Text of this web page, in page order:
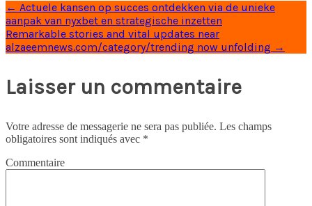
← Actuele kansen op succes ontdekken via de unieke
aanpak van nyxbet en strategische inzetten
Remarkable stories and vital updates near
alzaeemnews.com/category/trending now unfolding →
Laisser un commentaire
Votre adresse de messagerie ne sera pas publiée. Les champs
obligatoires sont indiqués avec *
Commentaire